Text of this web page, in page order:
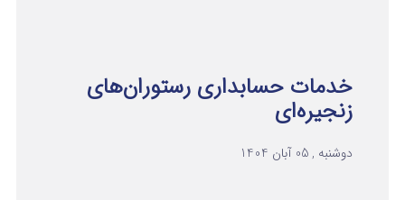
خدمات حسابداری رستوران‌های
زنجیره‌ای
دوشنبه , 05 آبان 1404